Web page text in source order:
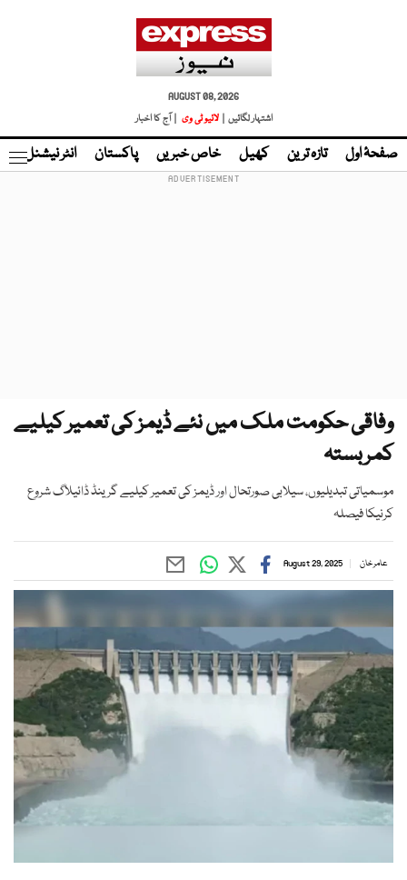
AUGUST 08, 2026
اشتہار لگائیں |
لائیو ٹی وی | آج کا اخبار
صفحۂ اول تازہ ترین کھیل خاص خبریں پاکستان انٹر نیشنل
وفاقی حکومت ملک میں نئے ڈیمز کی تعمیر کیلیے
کمربستہ
موسمیاتی تبدیلیوں، سیلابی صورتحال اور ڈیمز کی تعمیر کیلیے گرینڈ ڈائیلاگ شروع
کرنیکا فیصلہ
عامر خان August 29, 2025